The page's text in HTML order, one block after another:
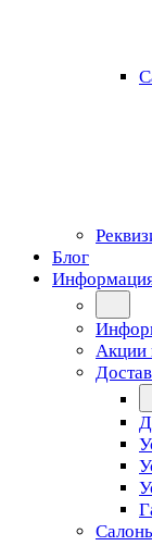
Блог
Акции